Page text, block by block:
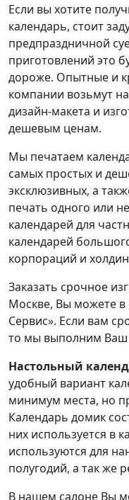
Если вы хотите
календарь, стоит
предпраздничной
приготовлений это
дороже. Опытные и
компании возьмут
дизайн-макета и
дешевым ценам.
Мы печатаем
самых простых и
эксклюзивных, а
печать одного или
календарей для
календарей
корпораций и
Заказать срочное
Москве, Вы можете
Сервис». Если вам
то мы выполним Ваш
Настольный
удобный вариант
минимум места, но
Календарь домик
них используется в
используются для
полугодий, а так же
В нашем салоне Вы